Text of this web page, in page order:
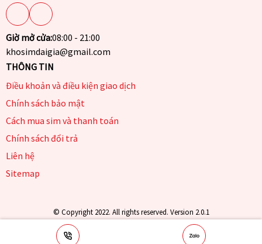
Giờ mở cửa:08:00 - 21:00
khosimdaigia@gmail.com
THÔNG TIN
Điều khoản và điều kiện giao dịch
Chính sách bảo mật
Cách mua sim và thanh toán
Chính sách đổi trả
Liên hệ
Sitemap
© Copyright 2022. All rights reserved. Version 2.0.1